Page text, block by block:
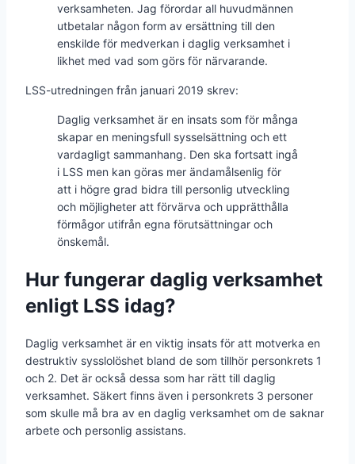
verksamheten. Jag förordar all huvudmännen
utbetalar någon form av ersättning till den
enskilde för medverkan i daglig verksamhet i
likhet med vad som görs för närvarande.
LSS-utredningen från januari 2019 skrev:
Daglig verksamhet är en insats som för många
skapar en meningsfull sysselsättning och ett
vardagligt sammanhang. Den ska fortsatt ingå
i LSS men kan göras mer ändamålsenlig för
att i högre grad bidra till personlig utveckling
och möjligheter att förvärva och upprätthålla
förmågor utifrån egna förutsättningar och
önskemål.
Hur fungerar daglig verksamhet
enligt LSS idag?
Daglig verksamhet är en viktig insats för att motverka en
destruktiv sysslolöshet bland de som tillhör personkrets 1
och 2. Det är också dessa som har rätt till daglig
verksamhet. Säkert finns även i personkrets 3 personer
som skulle må bra av en daglig verksamhet om de saknar
arbete och personlig assistans.